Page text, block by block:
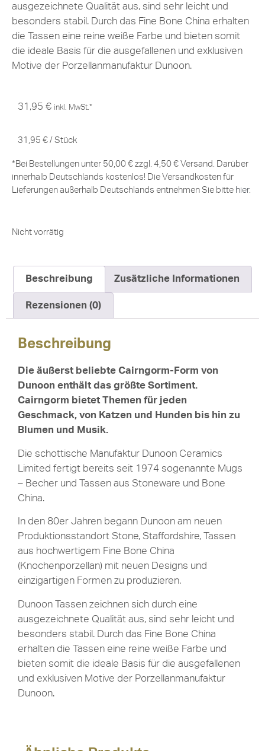
ausgezeichnete Qualität aus, sind sehr leicht und
besonders stabil. Durch das Fine Bone China erhalten
die Tassen eine reine weiße Farbe und bieten somit
die ideale Basis für die ausgefallenen und exklusiven
Motive der Porzellanmanufaktur Dunoon.
31,95 € inkl. MwSt.*
31,95 € / Stück
*Bei Bestellungen unter 50,00 € zzgl. 4,50 € Versand. Darüber
innerhalb Deutschlands kostenlos! Die Versandkosten für
Lieferungen außerhalb Deutschlands entnehmen Sie bitte hier.
Nicht vorrätig
Beschreibung Zusätzliche Informationen
Rezensionen (0)
Beschreibung
Die äußerst beliebte Cairngorm-Form von
Dunoon enthält das größte Sortiment.
Cairngorm bietet Themen für jeden
Geschmack, von Katzen und Hunden bis hin zu
Blumen und Musik.
Die schottische Manufaktur Dunoon Ceramics
Limited fertigt bereits seit 1974 sogenannte Mugs
– Becher und Tassen aus Stoneware und Bone
China.
In den 80er Jahren begann Dunoon am neuen
Produktionsstandort Stone, Staffordshire, Tassen
aus hochwertigem Fine Bone China
(Knochenporzellan) mit neuen Designs und
einzigartigen Formen zu produzieren.
Dunoon Tassen zeichnen sich durch eine
ausgezeichnete Qualität aus, sind sehr leicht und
besonders stabil. Durch das Fine Bone China
erhalten die Tassen eine reine weiße Farbe und
bieten somit die ideale Basis für die ausgefallenen
und exklusiven Motive der Porzellanmanufaktur
Dunoon.